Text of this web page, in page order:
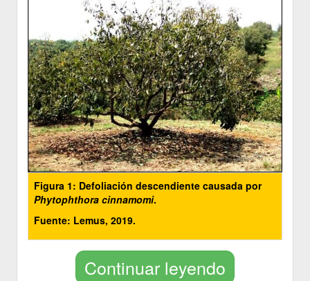
Figura 1: Defoliación descendiente causada por
Phytophthora cinnamomi.
Fuente: Lemus, 2019.
Continuar leyendo